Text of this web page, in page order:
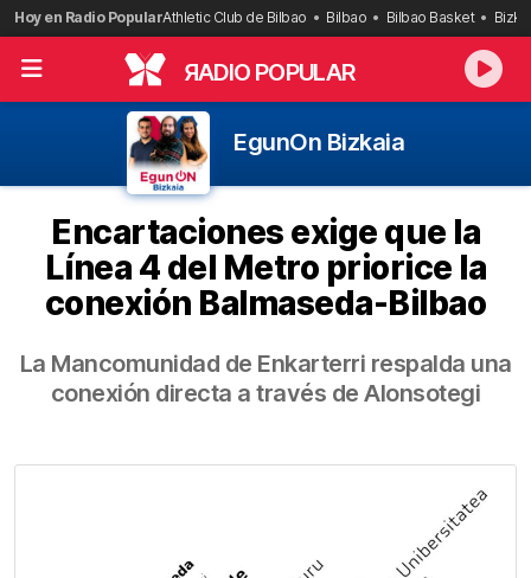
Saltar
al
contenido
Hoy en Radio PopularAthletic Club de Bilbao Bilbao Bilbao Basket
RADIO POPULAR
EgunOn Bizkaia
Encartaciones exige que la
Línea 4 del Metro priorice la
conexión Balmaseda-Bilbao
La Mancomunidad de Enkarterri respalda una
conexión directa a través de Alonsotegi